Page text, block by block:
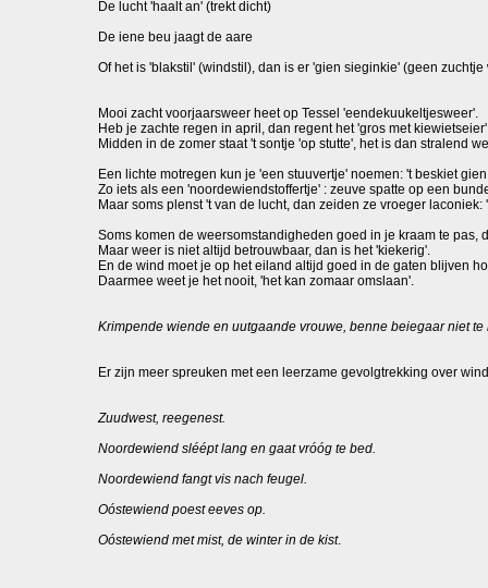
De lucht 'haalt an' (trekt dicht)
De iene beu jaagt de aare
Of het is 'blakstil' (windstil), dan is er 'gien sieginkie' (geen
Mooi zacht voorjaarsweer heet op Tessel 'eendekuukeltjesweer'.
Heb je zachte regen in april, dan regent het 'gros met
Midden in de zomer staat 't sontje 'op stutte', het is dan stralend
Een lichte motregen kun je 'een stuuvertje' noemen: 't beskiet
Zo iets als een 'noordewiendstoffertje' : zeuve spatte op een
Maar soms plenst 't van de lucht, dan zeiden ze vroeger
Soms komen de weersomstandigheden goed in je kraam te pas,
Maar weer is niet altijd betrouwbaar, dan is het 'kiekerig'.
En de wind moet je op het eiland altijd goed in de gaten blijven
Daarmee weet je het nooit, 'het kan zomaar omslaan'.
Krimpende wiende en uutgaande vrouwe, benne beiegaar niet te
Er zijn meer spreuken met een leerzame gevolgtrekking over
Zuudwest, reegenest.
Noordewiend sléépt lang en gaat vróóg te bed.
Noordewiend fangt vis nach feugel.
Oóstewiend poest eeves op.
Oóstewiend met mist, de winter in de kist.